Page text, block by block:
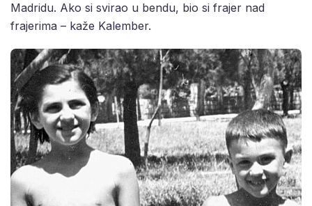
Madridu. Ako si svirao u bendu, bio si frajer nad
frajerima – kaže Kalember.